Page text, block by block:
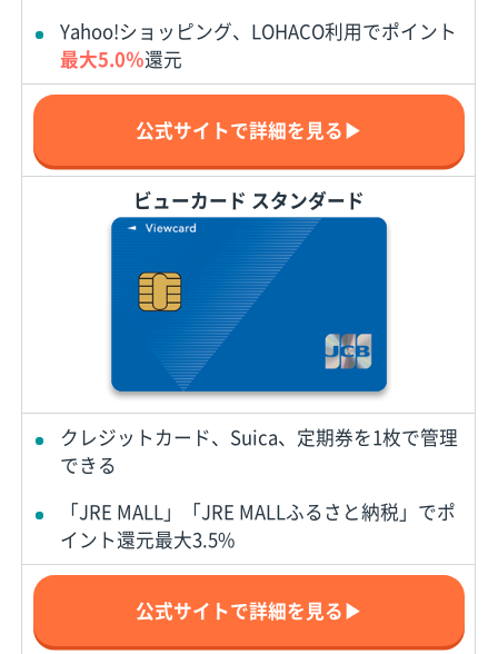
Yahoo!ショッピング、LOHACO利用でポイント
最大5.0％還元
公式サイトで詳細を見る▶
ビューカード スタンダード
クレジットカード、Suica、定期券を1枚で管理
できる
「JRE MALL」「JRE MALLふるさと納税」でポ
イント還元最大3.5%
公式サイトで詳細を見る▶